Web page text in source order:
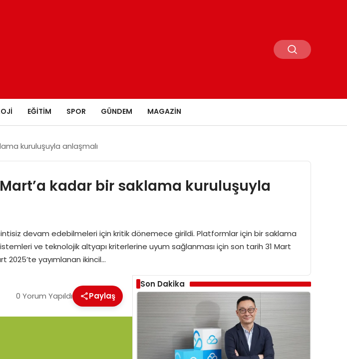
EĞITIM SPOR GÜNDEM MAGAZIN
kuruluşuyla anlaşmalı
kadar bir saklama kuruluşuyla
devam edebilmeleri için kritik dönemece girildi. Platformlar için bir saklama
ve teknolojik altyapı kriterlerine uyum sağlanması için son tarih 31 Mart
2025’te yayımlanan ikincil…
0 Yorum Yapıldı Paylaş
Son Dakika